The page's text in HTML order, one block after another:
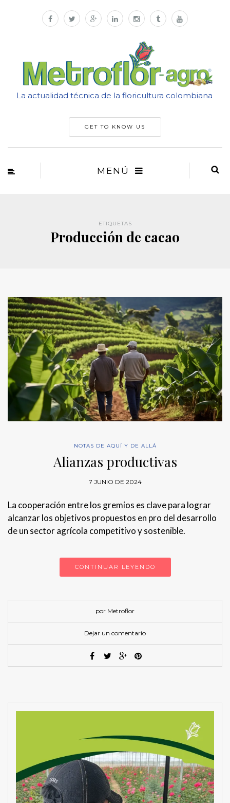
La actualidad técnica de la floricultura colombiana
GET TO KNOW US
MENÚ
ETIQUETAS
Producción de cacao
NOTAS DE AQUÍ Y DE ALLÁ
Alianzas productivas
7 JUNIO DE 2024
La cooperación entre los gremios es clave para lograr
alcanzar los objetivos propuestos en pro del desarrollo
de un sector agrícola competitivo y sostenible.
CONTINUAR LEYENDO
por Metroflor
Dejar un comentario